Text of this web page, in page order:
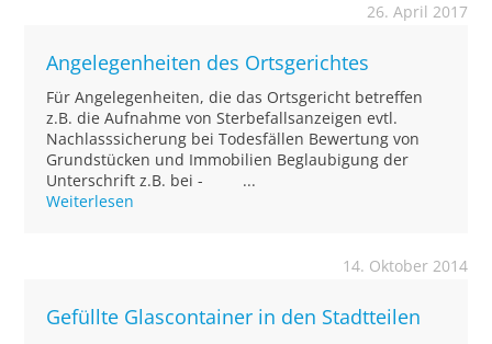
26. April 2017
Angelegenheiten des Ortsgerichtes
Für Angelegenheiten, die das Ortsgericht betreffen
z.B. die Aufnahme von Sterbefallsanzeigen evtl.
Nachlasssicherung bei Todesfällen Bewertung von
Grundstücken und Immobilien Beglaubigung der
Unterschrift z.B. bei - ...
Weiterlesen
14. Oktober 2014
Gefüllte Glascontainer in den Stadtteilen